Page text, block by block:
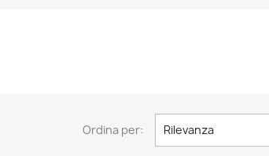
Ordina per: Rilevanza